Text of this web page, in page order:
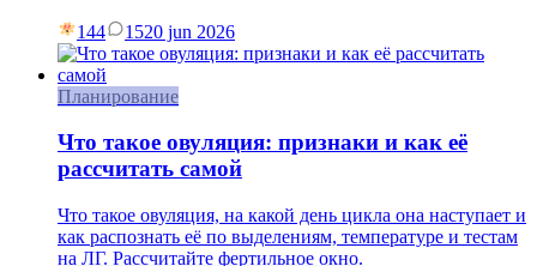
144 1520 jun 2026
Планирование
Что такое овуляция: признаки и как её
рассчитать самой
Что такое овуляция, на какой день цикла она наступает и
как распознать её по выделениям, температуре и тестам
на ЛГ. Рассчитайте фертильное окно.